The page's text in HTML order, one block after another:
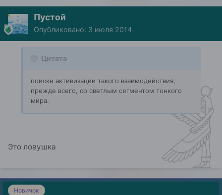
Пустой
Опубликовано: 3 июля 2014
Цитата
поиске активизации такого взаимодействия,
прежде всего, со светлым сегментом тонкого
мира.
Это ловушка
Новичок